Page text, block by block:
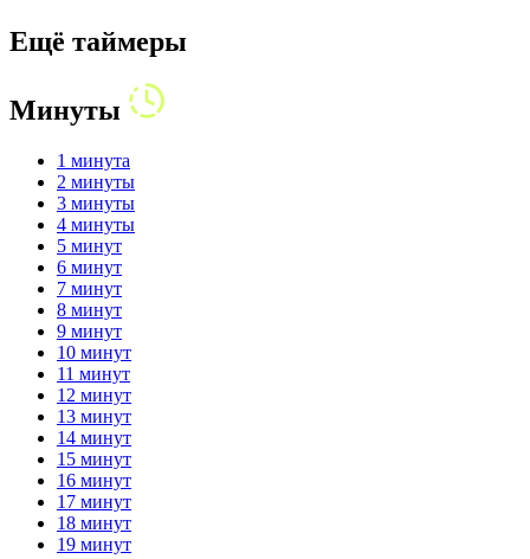
Ещё таймеры
Минуты
1 минута
2 минуты
3 минуты
4 минуты
5 минут
6 минут
7 минут
8 минут
9 минут
10 минут
11 минут
12 минут
13 минут
14 минут
15 минут
16 минут
17 минут
18 минут
19 минут